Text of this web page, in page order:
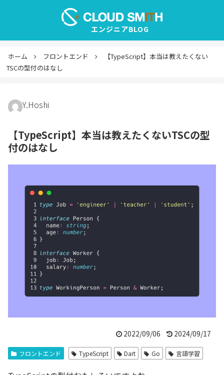
ホーム フロントエンド
【TypeScript】本当は教えたくない
TSCの型付のはなし
Y.Hoshi
【TypeScript】本当は教えたくないTSCの型
付のはなし
2022/09/06 2024/09/17
フロントエンド TypeScript Dart Go 言語学習